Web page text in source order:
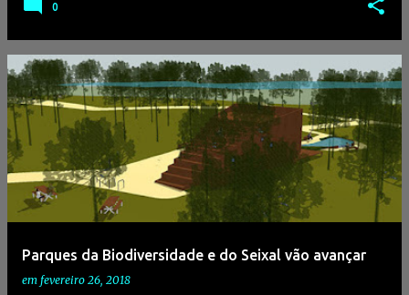
0
Parques da Biodiversidade e do Seixal vão avançar
em fevereiro 26, 2018